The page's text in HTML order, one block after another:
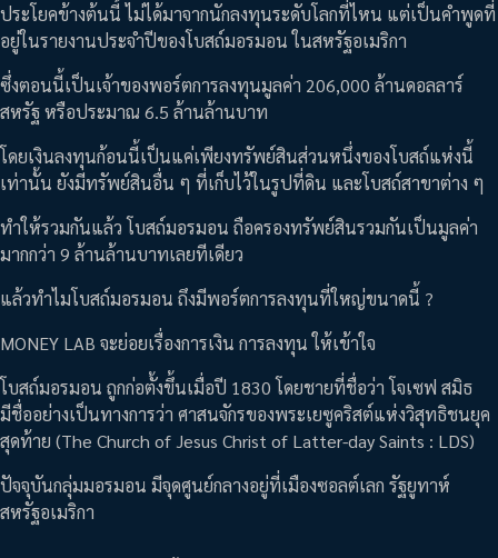
ประโยคข้างต้นนี้ ไม่ได้มาจากนักลงทุนระดับโลกที่ไหน แต่เป็นคำพูดที่
อยู่ในรายงานประจำปีของโบสถ์มอรมอน ในสหรัฐอเมริกา
ซึ่งตอนนี้เป็นเจ้าของพอร์ตการลงทุนมูลค่า 206,000 ล้านดอลลาร์
สหรัฐ หรือประมาณ 6.5 ล้านล้านบาท
โดยเงินลงทุนก้อนนี้เป็นแค่เพียงทรัพย์สินส่วนหนึ่งของโบสถ์แห่งนี้
เท่านั้น ยังมีทรัพย์สินอื่น ๆ ที่เก็บไว้ในรูปที่ดิน และโบสถ์สาขาต่าง ๆ
ทำให้รวมกันแล้ว โบสถ์มอรมอน ถือครองทรัพย์สินรวมกันเป็นมูลค่า
มากกว่า 9 ล้านล้านบาทเลยทีเดียว
แล้วทำไมโบสถ์มอรมอน ถึงมีพอร์ตการลงทุนที่ใหญ่ขนาดนี้ ?
MONEY LAB จะย่อยเรื่องการเงิน การลงทุน ให้เข้าใจ
โบสถ์มอรมอน ถูกก่อตั้งขึ้นเมื่อปี 1830 โดยชายที่ชื่อว่า โจเซฟ สมิธ
มีชื่ออย่างเป็นทางการว่า ศาสนจักรของพระเยซูคริสต์แห่งวิสุทธิชนยุค
สุดท้าย (The Church of Jesus Christ of Latter-day Saints : LDS)
ปัจจุบันกลุ่มมอรมอน มีจุดศูนย์กลางอยู่ที่เมืองซอลต์เลก รัฐยูทาห์
สหรัฐอเมริกา